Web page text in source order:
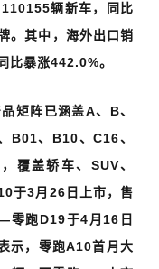
辆新车，同比
。其中，海外出口销
比暴涨442.0%。
矩阵已涵盖A、B、
B01、B10、C16、
覆盖轿车、SUV、
于3月26日上市，售
零跑D19于4月16日
示，零跑A10首月大